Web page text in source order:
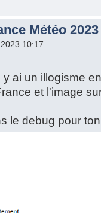
Météo 2023
10:17
y ai un illogisme
et l'image
le debug pour